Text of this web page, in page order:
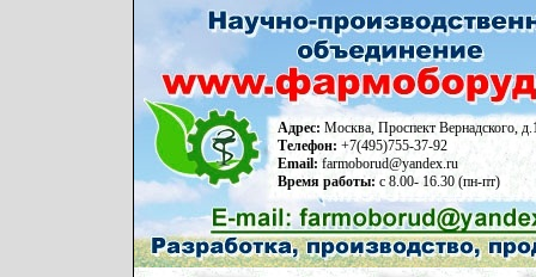
Адрес: Москва, Проспект Вернадского,
Телефон: +7(495)755-37-92
Email: farmoborud@yandex.ru
Время работы:с 8.00- 16.30 (пн-пт)